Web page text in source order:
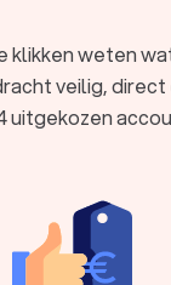
:
fraude en
: Gespecialiseerd
en
klikken weten
veilig, direct
uitgekozen